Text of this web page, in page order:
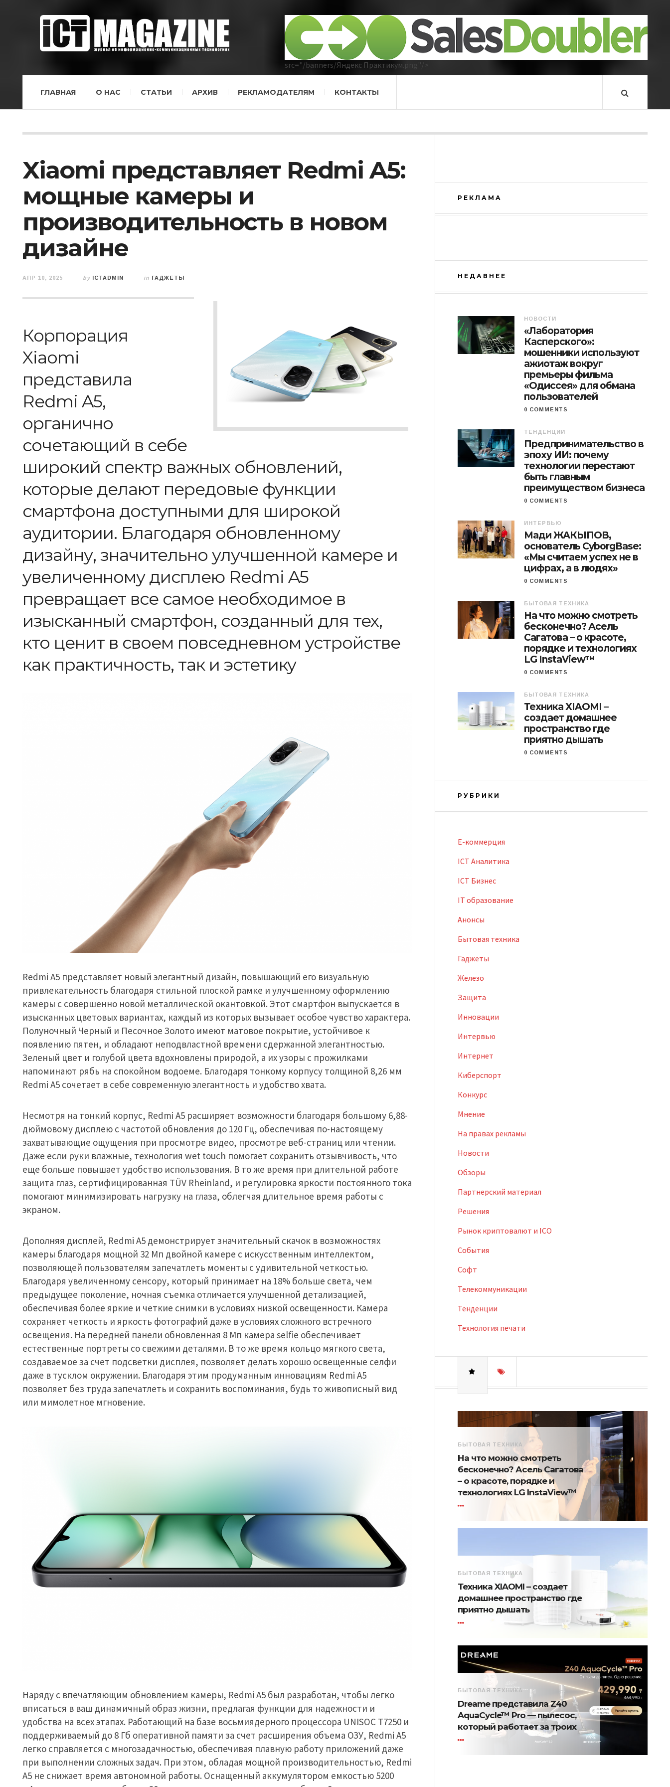
src="/banners/Яндекс Практикум.png"/>
ГЛАВНАЯ О НАС СТАТЬИ АРХИВ РЕКЛАМОДАТЕЛЯМ КОНТАКТЫ
Xiaomi представляет Redmi A5:
мощные камеры и
производительность в новом
дизайне
АПР 10, 2025 by ICTADMIN in ГАДЖЕТЫ
Корпорация
Xiaomi
представила
Redmi A5,
органично
сочетающий в себе
широкий спектр важных обновлений,
которые делают передовые функции
смартфона доступными для широкой
аудитории. Благодаря обновленному
дизайну, значительно улучшенной камере и
увеличенному дисплею Redmi A5
превращает все самое необходимое в
изысканный смартфон, созданный для тех,
кто ценит в своем повседневном устройстве
как практичность, так и эстетику
Redmi A5 представляет новый элегантный дизайн, повышающий его визуальную
привлекательность благодаря стильной плоской рамке и улучшенному оформлению
камеры с совершенно новой металлической окантовкой. Этот смартфон выпускается в
изысканных цветовых вариантах, каждый из которых вызывает особое чувство характера.
Полуночный Черный и Песочное Золото имеют матовое покрытие, устойчивое к
появлению пятен, и обладают неподвластной времени сдержанной элегантностью.
Зеленый цвет и голубой цвета вдохновлены природой, а их узоры с прожилками
напоминают рябь на спокойном водоеме. Благодаря тонкому корпусу толщиной 8,26 мм
Redmi A5 сочетает в себе современную элегантность и удобство хвата.
Несмотря на тонкий корпус, Redmi A5 расширяет возможности благодаря большому 6,88-
дюймовому дисплею с частотой обновления до 120 Гц, обеспечивая по-настоящему
захватывающие ощущения при просмотре видео, просмотре веб-страниц или чтении.
Даже если руки влажные, технология wet touch помогает сохранить отзывчивость, что
еще больше повышает удобство использования. В то же время при длительной работе
защита глаз, сертифицированная TÜV Rheinland, и регулировка яркости постоянного тока
помогают минимизировать нагрузку на глаза, облегчая длительное время работы с
экраном.
Дополняя дисплей, Redmi A5 демонстрирует значительный скачок в возможностях
камеры благодаря мощной 32 Мп двойной камере с искусственным интеллектом,
позволяющей пользователям запечатлеть моменты с удивительной четкостью.
Благодаря увеличенному сенсору, который принимает на 18% больше света, чем
предыдущее поколение, ночная съемка отличается улучшенной детализацией,
обеспечивая более яркие и четкие снимки в условиях низкой освещенности. Камера
сохраняет четкость и яркость фотографий даже в условиях сложного встречного
освещения. На передней панели обновленная 8 Мп камера selfie обеспечивает
естественные портреты со свежими деталями. В то же время кольцо мягкого света,
создаваемое за счет подсветки дисплея, позволяет делать хорошо освещенные селфи
даже в тусклом окружении. Благодаря этим продуманным инновациям Redmi A5
позволяет без труда запечатлеть и сохранить воспоминания, будь то живописный вид
или мимолетное мгновение.
Наряду с впечатляющим обновлением камеры, Redmi A5 был разработан, чтобы легко
вписаться в ваш динамичный образ жизни, предлагая функции для надежности и
удобства на всех этапах. Работающий на базе восьмиядерного процессора UNISOC T7250 и
поддерживаемый до 8 Гб оперативной памяти за счет расширения объема ОЗУ, Redmi A5
легко справляется с многозадачностью, обеспечивая плавную работу приложений даже
при выполнении сложных задач. При этом, обладая мощной производительностью, Redmi
A5 не снижает время автономной работы. Оснащенный аккумулятором емкостью 5200
РЕКЛАМА
НЕДАВНЕЕ
НОВОСТИ
«Лаборатория
Касперского»:
мошенники используют
ажиотаж вокруг
премьеры фильма
«Одиссея» для обмана
пользователей
0 COMMENTS
ТЕНДЕНЦИИ
Предпринимательство в
эпоху ИИ: почему
технологии перестают
быть главным
преимуществом бизнеса
0 COMMENTS
ИНТЕРВЬЮ
Мади ЖАКЫПОВ,
основатель CyborgBase:
«Мы считаем успех не в
цифрах, а в людях»
0 COMMENTS
БЫТОВАЯ ТЕХНИКА
На что можно смотреть
бесконечно? Асель
Сагатова – о красоте,
порядке и технологиях
LG InstaView™
0 COMMENTS
БЫТОВАЯ ТЕХНИКА
Техника XIAOMI –
создает домашнее
пространство где
приятно дышать
0 COMMENTS
РУБРИКИ
E-коммерция
ICT Аналитика
ICT Бизнес
IT образование
Анонсы
Бытовая техника
Гаджеты
Железо
Защита
Инновации
Интервью
Интернет
Киберспорт
Конкурс
Мнение
На правах рекламы
Новости
Обзоры
Партнерский материал
Решения
Рынок криптовалют и ICO
События
Софт
Телекоммуникации
Тенденции
Технология печати
БЫТОВАЯ ТЕХНИКА
На что можно смотреть
бесконечно? Асель Сагатова
– о красоте, порядке и
технологиях LG InstaView™
БЫТОВАЯ ТЕХНИКА
Техника XIAOMI – создает
домашнее пространство где
приятно дышать
БЫТОВАЯ ТЕХНИКА
Dreame представила Z40
AquaCycle™ Pro — пылесос,
который работает за троих